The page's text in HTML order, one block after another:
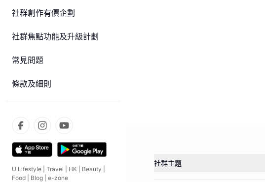
社群創作有價企劃
社群焦點功能及升級計劃
常見問題
條款及細則
U Lifestyle Travel HK Beauty
Food
Blog e-zone
社群主題